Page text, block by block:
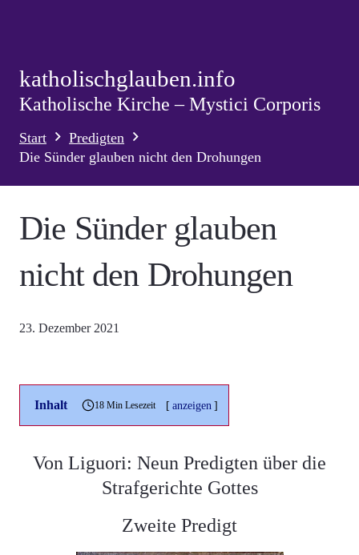
katholischglauben.info
Katholische Kirche – Mystici Corporis
Start
Predigten
Die Sünder glauben nicht den Drohungen
Die Sünder glauben
nicht den Drohungen
23. Dezember 2021
Inhalt 18 Min Lesezeit [ anzeigen ]
Von Liguori: Neun Predigten über die
Strafgerichte Gottes
Zweite Predigt